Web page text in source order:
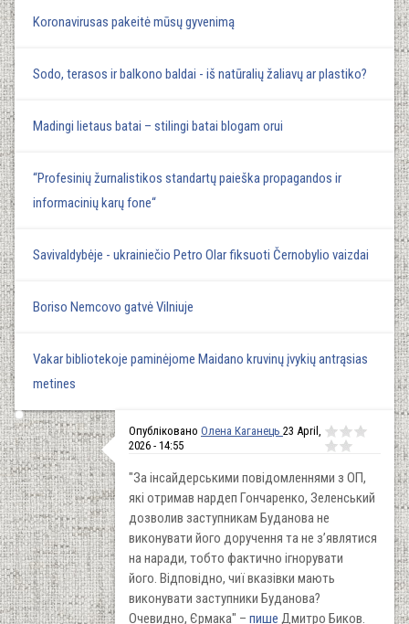
Koronavirusas pakeitė mūsų gyvenimą
Sodo, terasos ir balkono baldai - iš natūralių žaliavų ar plastiko?
Madingi lietaus batai – stilingi batai blogam orui
“Profesinių žurnalistikos standartų paieška propagandos ir
informacinių karų fone“
Savivaldybėje - ukrainiečio Petro Olar fiksuoti Černobylio vaizdai
Boriso Nemcovo gatvė Vilniuje
Vakar bibliotekoje paminėjome Maidano kruvinų įvykių antrąsias
metines
Опубліковано Олена Каганець 23 April,
2026 - 14:55
"За інсайдерськими повідомленнями з ОП,
які отримав нардеп Гончаренко, Зеленський
дозволив заступникам Буданова не
виконувати його доручення та не з’являтися
на наради, тобто фактично ігнорувати
його. Відповідно, чиї вказівки мають
виконувати заступники Буданова?
Очевидно, Єрмака" – пише Дмитро Биков.